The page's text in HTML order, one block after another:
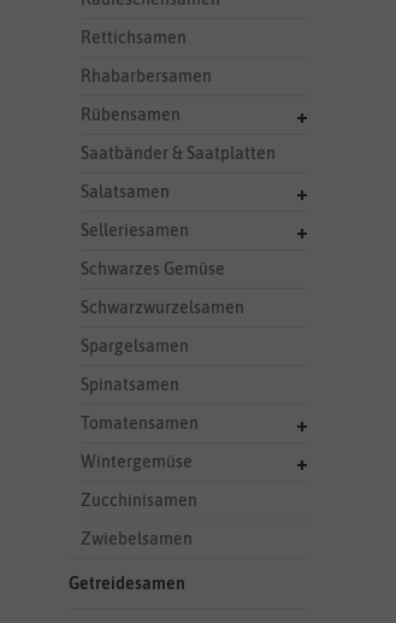
Rettichsamen
Rhabarbersamen
Rübensamen
Saatbänder & Saatplatten
Salatsamen
Selleriesamen
Schwarzes Gemüse
Schwarzwurzelsamen
Spargelsamen
Spinatsamen
Tomatensamen
Wintergemüse
Zucchinisamen
Zwiebelsamen
Getreidesamen